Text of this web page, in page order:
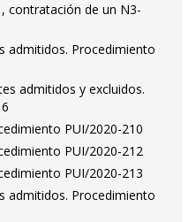
contratación de un N3-
admitidos. Procedimiento
admitidos y excluidos.
PUI/2020-210
PUI/2020-212
PUI/2020-213
admitidos. Procedimiento